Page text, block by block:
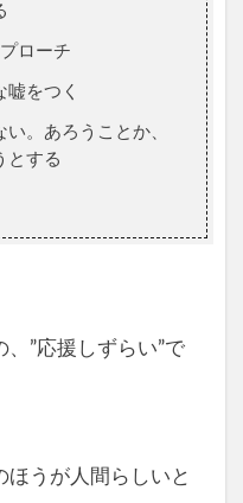
ローチ
嘘をつく
。あろうことか、
とする
”応援しずらい”で
ほうが人間らしいと